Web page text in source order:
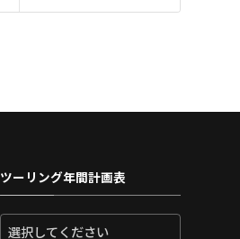
ツーリング年間計画表